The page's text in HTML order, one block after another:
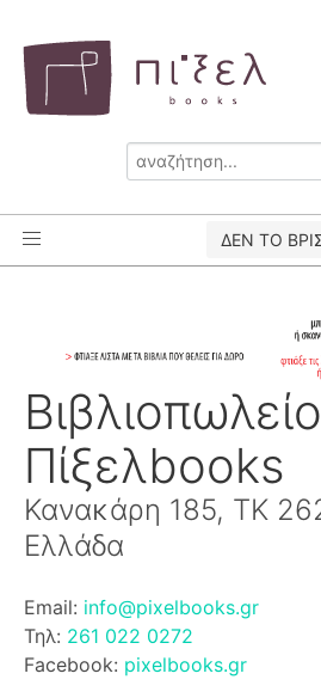
ΔΕΝ ΤΟ
Βιβλιοπωλείο
Πίξελbooks
Κανακάρη 185, ΤΚ
Ελλάδα
Email: info@pixelbooks.gr
Τηλ: 261 022 0272
Facebook: pixelbooks.gr